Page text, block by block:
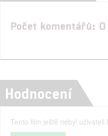
Počet komentářů: 0
Hodnocení
Tento film ještě nebyl uživateli